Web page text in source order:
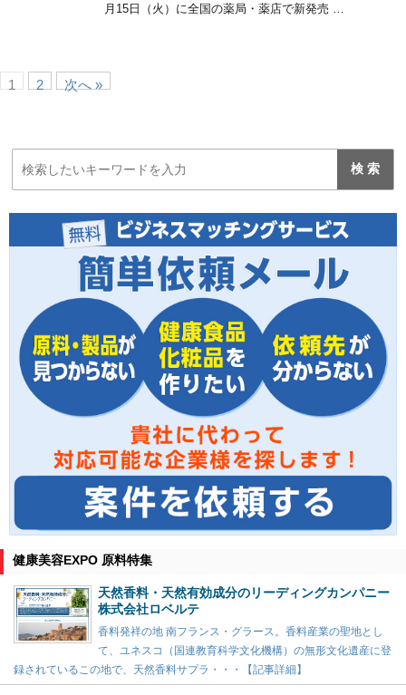
月15日（火）に全国の薬局・薬店で新発売 …
1 2 次へ »
健康美容EXPO 原料特集
天然香料・天然有効成分のリーディングカンパニー
株式会社ロベルテ
香料発祥の地 南フランス・グラース。香料産業の聖地とし
て、ユネスコ（国連教育科学文化機構）の無形文化遺産に登
録されているこの地で、天然香料サプラ・・・【記事詳細】